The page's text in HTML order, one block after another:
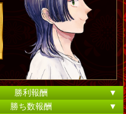
勝利報酬
▼
勝ち数報酬
▼